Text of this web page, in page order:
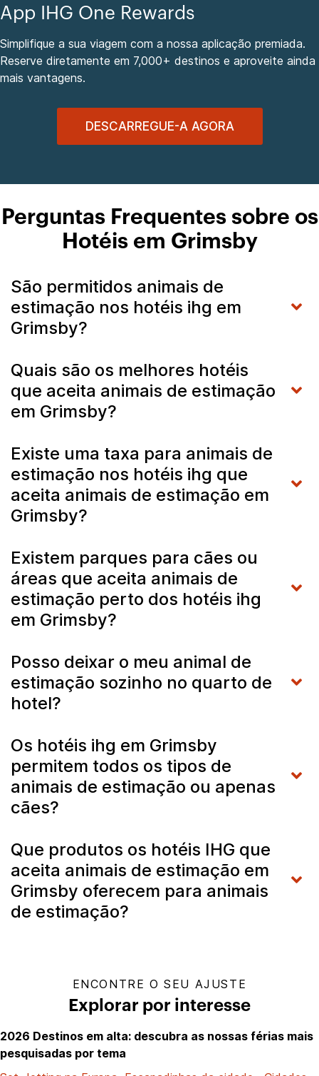
App IHG One Rewards
Simplifique a sua viagem com a nossa aplicação premiada.
Reserve diretamente em 7,000+ destinos e aproveite ainda
mais vantagens.
DESCARREGUE-A AGORA
Perguntas Frequentes sobre os
Hotéis em Grimsby
São permitidos animais de
estimação nos hotéis ihg em
Grimsby?
Quais são os melhores hotéis
que aceita animais de estimação
em Grimsby?
Existe uma taxa para animais de
estimação nos hotéis ihg que
aceita animais de estimação em
Grimsby?
Existem parques para cães ou
áreas que aceita animais de
estimação perto dos hotéis ihg
em Grimsby?
Posso deixar o meu animal de
estimação sozinho no quarto de
hotel?
Os hotéis ihg em Grimsby
permitem todos os tipos de
animais de estimação ou apenas
cães?
Que produtos os hotéis IHG que
aceita animais de estimação em
Grimsby oferecem para animais
de estimação?
ENCONTRE O SEU AJUSTE
Explorar por interesse
2026 Destinos em alta: descubra as nossas férias mais
pesquisadas por tema